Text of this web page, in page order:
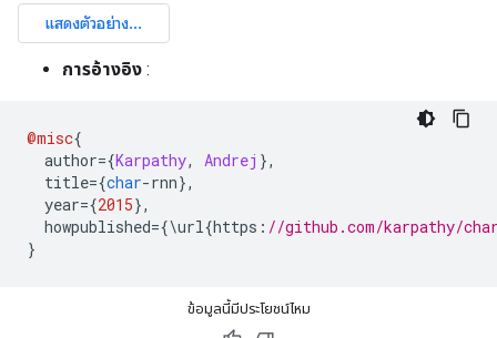
การอ้างอิง :
@misc{
author={Karpathy, Andrej },
title={char-rnn},
year={2015},
howpublished={\url{https : //github.com/karpathy/
}
ข้อมูลนี้มีประโยชน์ไหม